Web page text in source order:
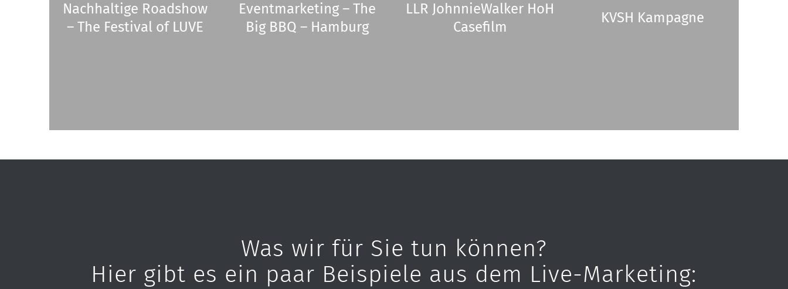
Nachhaltige Roadshow
– The Festival of LUVE
Eventmarketing – The
Big BBQ – Hamburg
LLR JohnnieWalker HoH
Casefilm
KVSH Kampagne
Was wir für Sie tun können?
Hier gibt es ein paar Beispiele aus dem Live-Marketing: